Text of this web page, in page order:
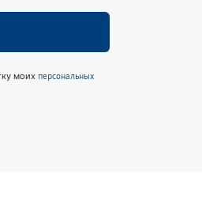
моих персональных